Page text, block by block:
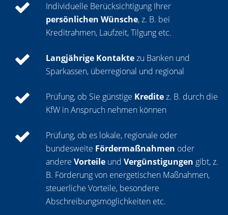
Individuelle Berücksichtigung Ihrer
persönlichen Wünsche, z. B. bei
Kreditrahmen, Laufzeit, Tilgung etc.
Langjährige Kontaktezu Banken und
Sparkassen, überregional und regional
Prüfung, ob Sie günstige Kreditez. B. durch die
KfW in Anspruch nehmen können
Prüfung, ob es lokale, regionale oder
bundesweite Fördermaßnahmen oder
andere Vorteile und Vergünstigungen gibt, z.
B. Förderung von energetischen Maßnahmen,
steuerliche Vorteile, besondere
Abschreibungsmöglichkeiten etc.